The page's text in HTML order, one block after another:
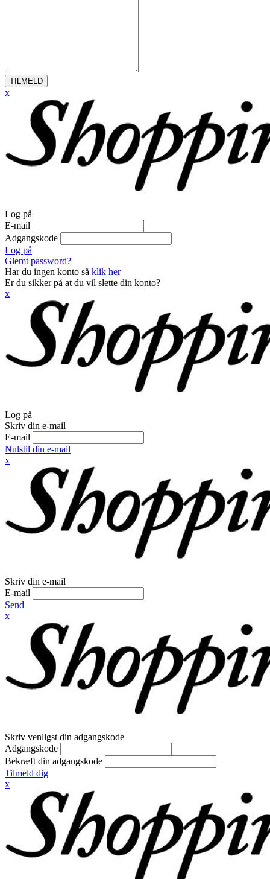
TILMELD
x
Log på
E-mail
Adgangskode
Log på
Glemt password?
Har du ingen konto så klik her
Er du sikker på at du vil slette din konto?
x
Log på
Skriv din e-mail
E-mail
Nulstil din e-mail
x
Skriv din e-mail
E-mail
Send
x
Skriv venligst din adgangskode
Adgangskode
Bekræft din adgangskode
Tilmeld dig
x